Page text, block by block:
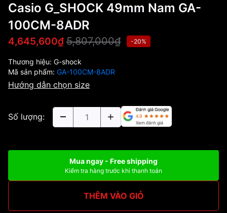
Casio G_SHOCK 49mm Nam GA-
100CM-8ADR
4,645,600₫ 5,807,000₫ -20%
Thương hiệu: G-shock
Mã sản phẩm: GA-100CM-8ADR
Hướng dẫn chọn size
Số lượng:
Mua ngay - Free shipping
Kiểm tra hàng trước khi thanh toán
THÊM VÀO GIỎ